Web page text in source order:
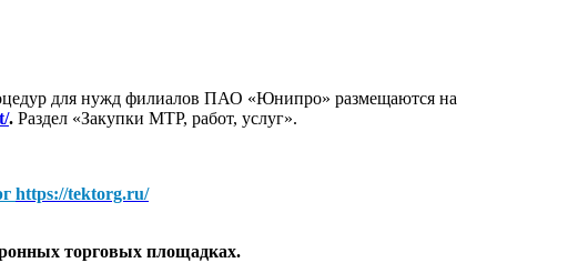
для нужд филиалов ПАО «Юнипро» размещаются на
. Раздел «Закупки МТР, работ, услуг».
https://tektorg.ru/
торговых площадках.